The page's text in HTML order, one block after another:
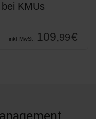
KMUs
inkl. MwSt. 109,99€